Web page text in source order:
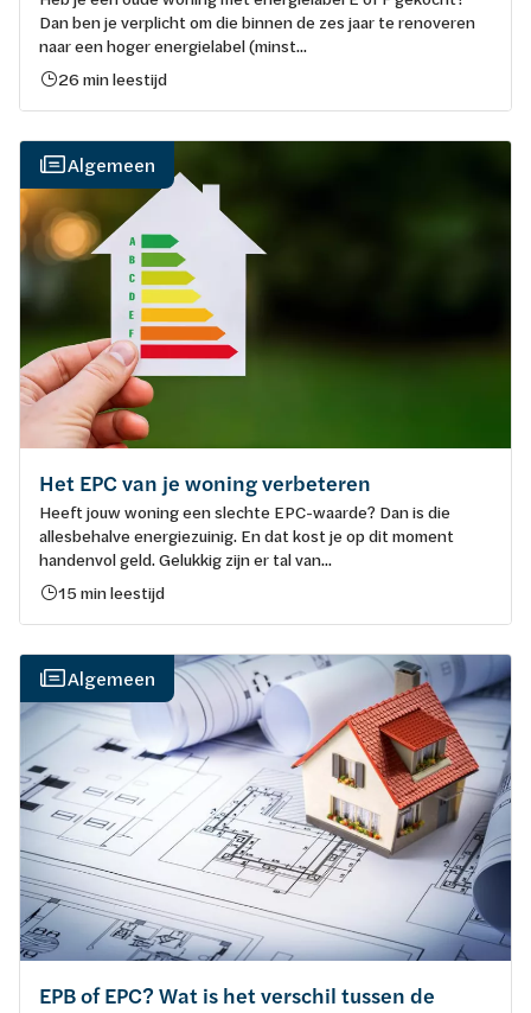
Dan ben je verplicht om die binnen de zes jaar te renoveren
naar een hoger energielabel (minst...
26 min leestijd
Algemeen
Het EPC van je woning verbeteren
Heeft jouw woning een slechte EPC-waarde? Dan is die
allesbehalve energiezuinig. En dat kost je op dit moment
handenvol geld. Gelukkig zijn er tal van...
15 min leestijd
Algemeen
EPB of EPC? Wat is het verschil tussen de